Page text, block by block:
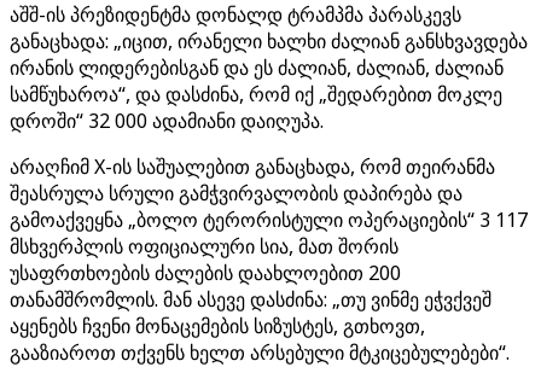
აშშ-ის პრეზიდენტმა დონალდ ტრამპმა პარასკევს
განაცხადა: „იცით, ირანელი ხალხი ძალიან განსხვავდება
ირანის ლიდერებისგან და ეს ძალიან, ძალიან, ძალიან
სამწუხაროა“, და დასძინა, რომ იქ „შედარებით მოკლე
დროში“ 32 000 ადამიანი დაიღუპა.
არაღჩიმ X-ის საშუალებით განაცხადა, რომ თეირანმა
შეასრულა სრული გამჭვირვალობის დაპირება და
გამოაქვეყნა „ბოლო ტერორისტული ოპერაციების“ 3 117
მსხვერპლის ოფიციალური სია, მათ შორის
უსაფრთხოების ძალების დაახლოებით 200
თანამშრომლის. მან ასევე დასძინა: „თუ ვინმე ეჭვქვეშ
აყენებს ჩვენი მონაცემების სიზუსტეს, გთხოვთ,
გააზიაროთ თქვენს ხელთ არსებული მტკიცებულებები“.